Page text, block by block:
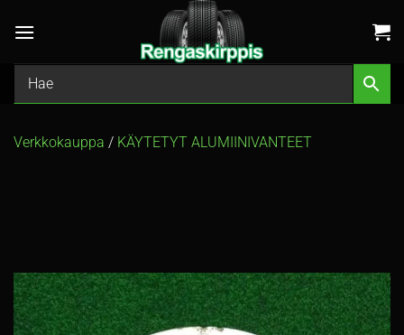
Verkkokauppa / KÄYTETYT ALUMIINIVANTEET